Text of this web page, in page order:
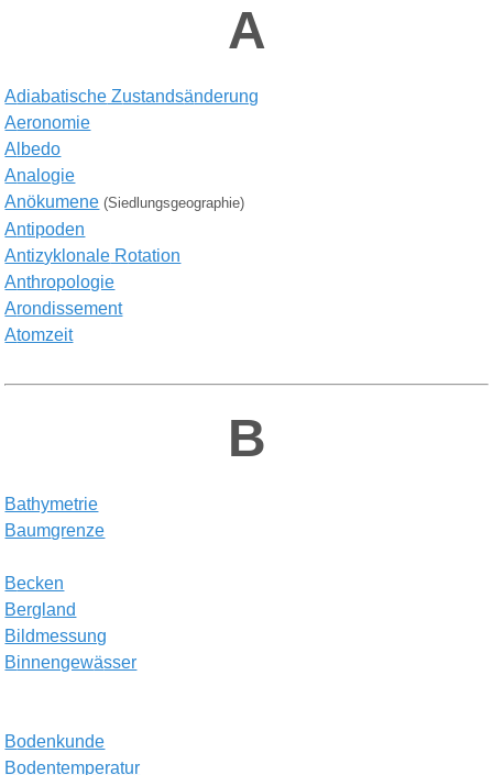
A
Adiabatische Zustandsänderung
Aeronomie
A lbedo
Analogie
Anökumene (Siedlungsgeographie)
Antipoden
Antizyklonale Rotation
Anthropologie
Arondissement
Atomzeit
B
Bathymetrie
Baumgrenze
Becken
Berg land
Bildmessung
Binnengewässer
Bodenkunde
Bodentemperatur